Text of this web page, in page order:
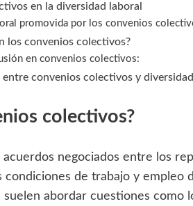
en la diversidad laboral
promovida por los convenios
los convenios colectivos?
en convenios colectivos:
convenios colectivos y
colectivos?
negociados entre los
condiciones de trabajo y empleo
abordar cuestiones como